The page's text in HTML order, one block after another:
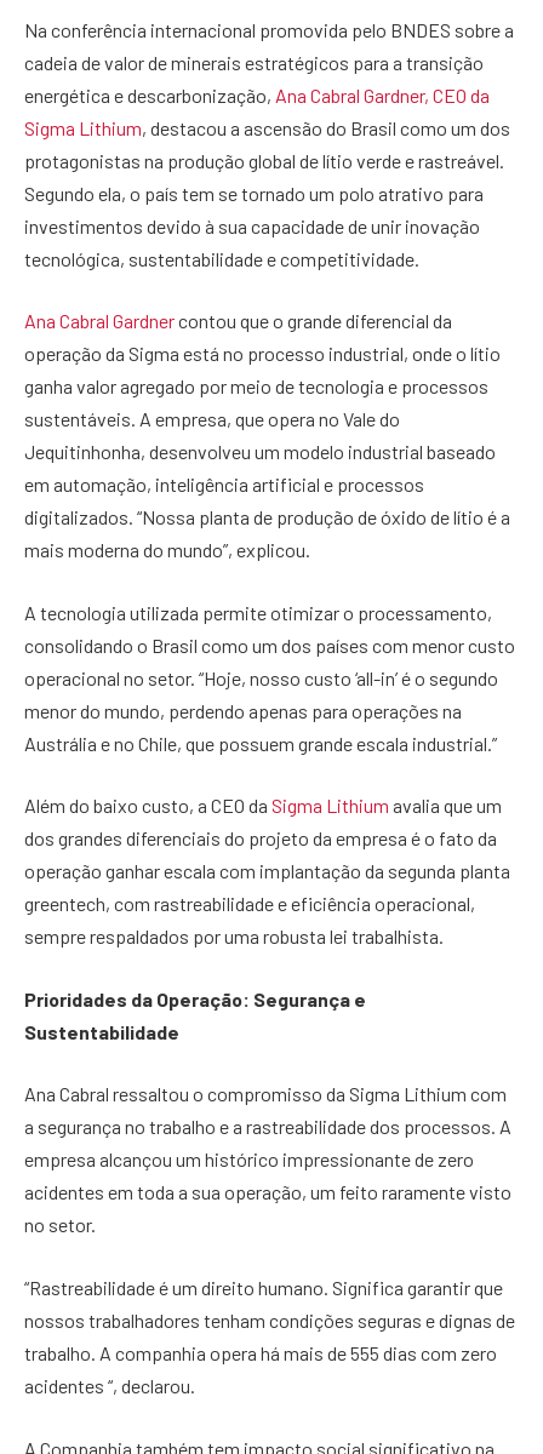
Na conferência internacional promovida pelo BNDES sobre a
cadeia de valor de minerais estratégicos para a transição
energética e descarbonização, Ana Cabral Gardner, CEO da
Sigma Lithium, destacou a ascensão do Brasil como um dos
protagonistas na produção global de lítio verde e rastreável.
Segundo ela, o país tem se tornado um polo atrativo para
investimentos devido à sua capacidade de unir inovação
tecnológica, sustentabilidade e competitividade.
Ana Cabral Gardnercontou que o grande diferencial da
operação da Sigma está no processo industrial, onde o lítio
ganha valor agregado por meio de tecnologia e processos
sustentáveis. A empresa, que opera no Vale do
Jequitinhonha, desenvolveu um modelo industrial baseado
em automação, inteligência artificial e processos
digitalizados. “Nossa planta de produção de óxido de lítio é a
mais moderna do mundo”, explicou.
A tecnologia utilizada permite otimizar o processamento,
consolidando o Brasil como um dos países com menor custo
operacional no setor. “Hoje, nosso custo ‘all-in’ é o segundo
menor do mundo, perdendo apenas para operações na
Austrália e no Chile, que possuem grande escala industrial.”
Além do baixo custo, a CEO da Sigma Lithium avalia que um
dos grandes diferenciais do projeto da empresa é o fato da
operação ganhar escala com implantação da segunda planta
greentech, com rastreabilidade e eficiência operacional,
sempre respaldados por uma robusta lei trabalhista.
Prioridades da Operação: Segurança e
Sustentabilidade
Ana Cabral ressaltou o compromisso da Sigma Lithium com
a segurança no trabalho e a rastreabilidade dos processos. A
empresa alcançou um histórico impressionante de zero
acidentes em toda a sua operação, um feito raramente visto
no setor.
“Rastreabilidade é um direito humano. Significa garantir que
nossos trabalhadores tenham condições seguras e dignas de
trabalho. A companhia opera há mais de 555 dias com zero
acidentes “, declarou.
A Companhia também tem impacto social significativo na